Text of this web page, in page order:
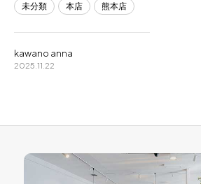
未分類
本店 熊本店
kawano anna
2025.11.22